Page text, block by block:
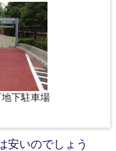
下駐車場
安いのでしょう